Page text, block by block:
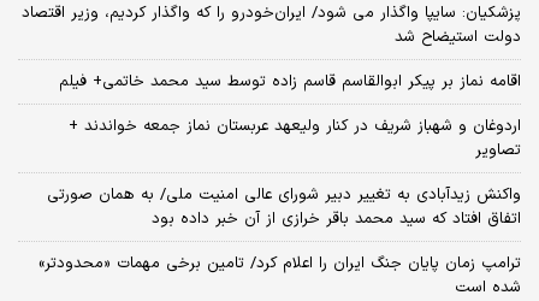
پزشکیان: سایپا واگذار می شود/ ایران‌خودرو را که واگذار کردیم، وزیر اقتصاد
دولت استیضاح شد
اقامه نماز بر پیکر ابوالقاسم قاسم زاده توسط سید محمد خاتمی+ فیلم
اردوغان و شهباز شریف در کنار ولیعهد عربستان نماز جمعه خواندند +
تصاویر
واکنش زیدآبادی به تغییر دبیر شورای عالی امنیت ملی/ به همان صورتی
اتفاق افتاد که سید محمد باقر خرازی از آن خبر داده بود
ترامپ زمان پایان جنگ ایران را اعلام کرد/ تامین برخی مهمات «محدودتر»
شده است